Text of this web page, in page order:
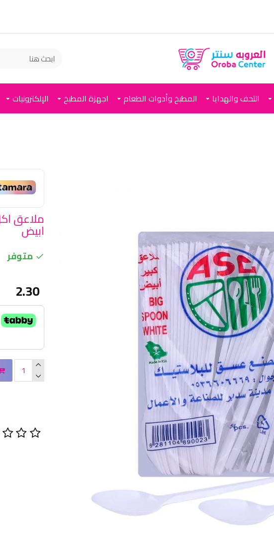
التحف والهدايا المطبخ وأدوات الطعام اجهزة المطبخ الإلكترونيات
ابيض
متوفر
2.30